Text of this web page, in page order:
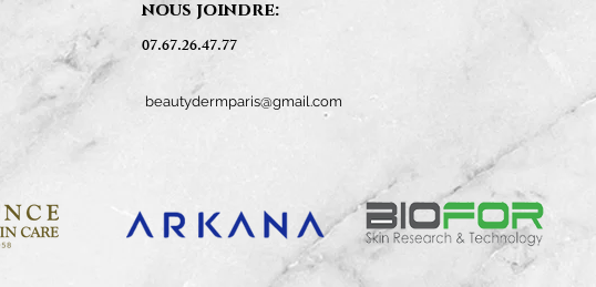
nous joindre:
07.67.26.47.77
beautydermparis@gmail.com